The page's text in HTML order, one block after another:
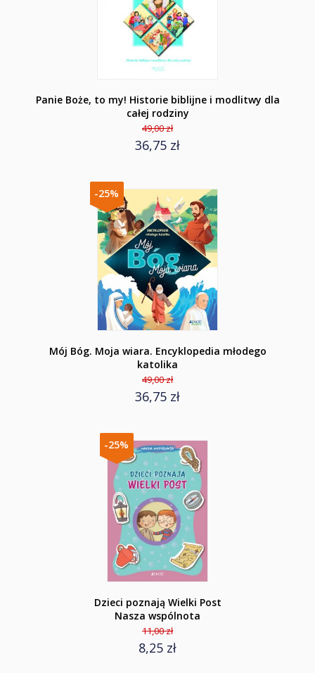
Panie Boże, to my! Historie biblijne i modlitwy dla
całej rodziny
49,00 zł
36,75 zł
-25%
Mój Bóg. Moja wiara. Encyklopedia młodego
katolika
49,00 zł
36,75 zł
-25%
Dzieci poznają Wielki Post
Nasza wspólnota
11,00 zł
8,25 zł